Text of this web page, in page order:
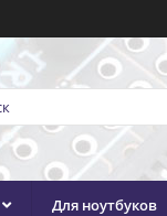
Для ноутбуков